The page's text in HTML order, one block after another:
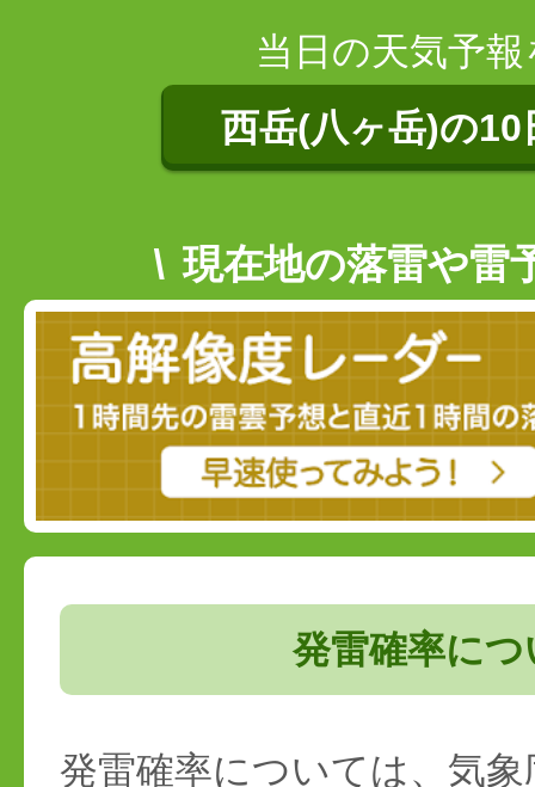
当日の天気予
西岳(八ヶ岳)の10
現在地の落雷や雷
発雷確率につ
発雷確率については、気